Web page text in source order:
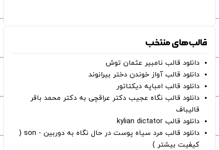
قالب‌های منتخب
دانلود قالب نامبیر عثمان ‌توش
دانلود قالب آواز خوندن دختر بیرانوند
دانلود قالب امباپه دیکتاتور
دانلود قالب نگاه عجیب دکتر عراقچی به دکتر محمد باقر
قالیباف
دانلود قالب kylian dictator
دانلود قالب مرد سیاه پوست در حال نگاه به دوربین - son (
کیفیت بیشتر )